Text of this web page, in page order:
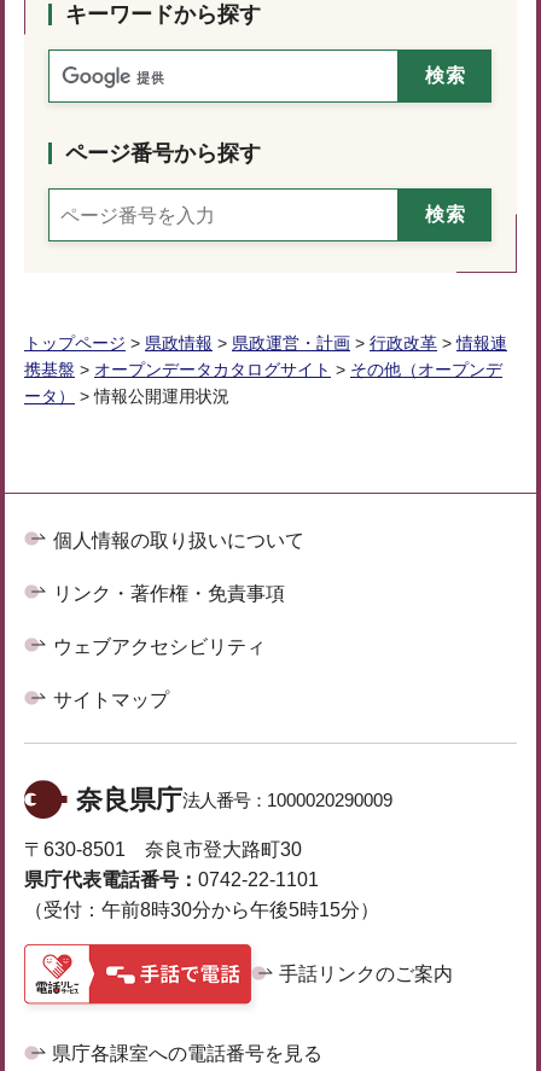
キーワードから探す
ページ番号から探す
トップページ > 県政情報 > 県政運営・計画 > 行政改革 >情報連
携基盤 > オープンデータカタログサイト > その他（オープンデ
ータ）
> 情報公開運用状況
個人情報の取り扱いについて
リンク・著作権・免責事項
ウェブアクセシビリティ
サイトマップ
奈良県庁法人番号： 1000020290009
〒630-8501 奈良市登大路町30
県庁代表電話番号： 0742-22-1101
（受付：午前8時30分から午後5時15分）
手話リンクのご案内
県庁各課室への電話番号を見る